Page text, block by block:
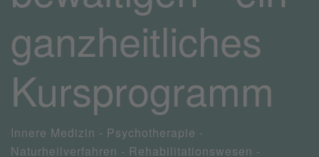
ganzheitliches
Kursprogramm
Innere Medizin - Psychotherapie -
Naturheilverfahren - Rehabilitationswesen -